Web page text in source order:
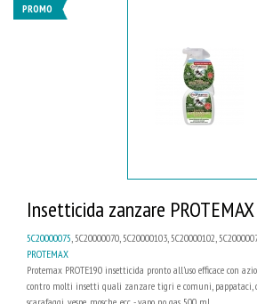
PROMO
Insetticida zanzare PROTEMAX
5C20000075, 5C20000070, 5C20000103, 5C20000102,
PROTEMAX
Protemax PROTE190 insetticida pronto all’uso efficace con
contro molti insetti quali zanzare tigri e comuni, pappataci,